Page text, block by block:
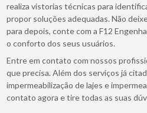
realiza vistorias técnicas para
propor soluções adequadas. Não
para depois, conte com a F12
o conforto dos seus usuários.
Entre em contato com nossos
que precisa. Além dos serviços já
impermeabilização de lajes e
contato agora e tire todas as suas